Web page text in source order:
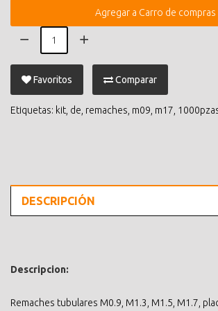
Agregar a Carro de compras
Favoritos Comparar
Etiquetas: kit de remaches m09 m17
DESCRIPCIÓN
Descripcion:
Remaches tubulares M0.9, M1.3, M1.5, M1.7,